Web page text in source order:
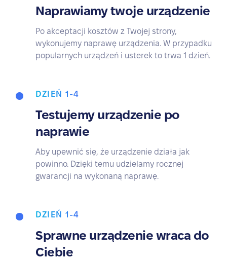
Naprawiamy twoje urządzenie
Po akceptacji kosztów z Twojej strony,
wykonujemy naprawę urządzenia. W przypadku
popularnych urządzeń i usterek to trwa 1 dzień.
DZIEŃ 1-4
Testujemy urządzenie po
naprawie
Aby upewnić się, że urządzenie działa jak
powinno. Dzięki temu udzielamy rocznej
gwarancji na wykonaną naprawę.
DZIEŃ 1-4
Sprawne urządzenie wraca do
Ciebie